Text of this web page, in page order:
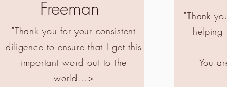
Freeman
"Thank you for your consistent
diligence to ensure that I get this
important word out to the
world...>
"Thank
helping
You